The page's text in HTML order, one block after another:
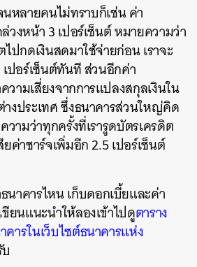
หลายคนไม่ทราบก็เช่น ค่า
วงหน้า 3 เปอร์เซ็นต์ หมายความว่า
ไปกดเงินสดมาใช้จ่ายก่อน เราจะ
ปอร์เซ็นต์ทันที ส่วนอีกค่า
ามเสี่ยงจากการแปลงสกุลเงินใน
างประเทศ ซึ่งธนาคารส่วนใหญ่คิด
วามว่าทุกครั้งที่เรารูดบัตรเครดิต
ค่าชาร์จเพิ่มอีก 2.5 เปอร์เซ็นต์
นาคารไหน เก็บดอกเบี้ยและค่า
ยนแนะนำให้ลองเข้าไปดูตาราง
ารในเว็บไซต์ธนาคารแห่ง